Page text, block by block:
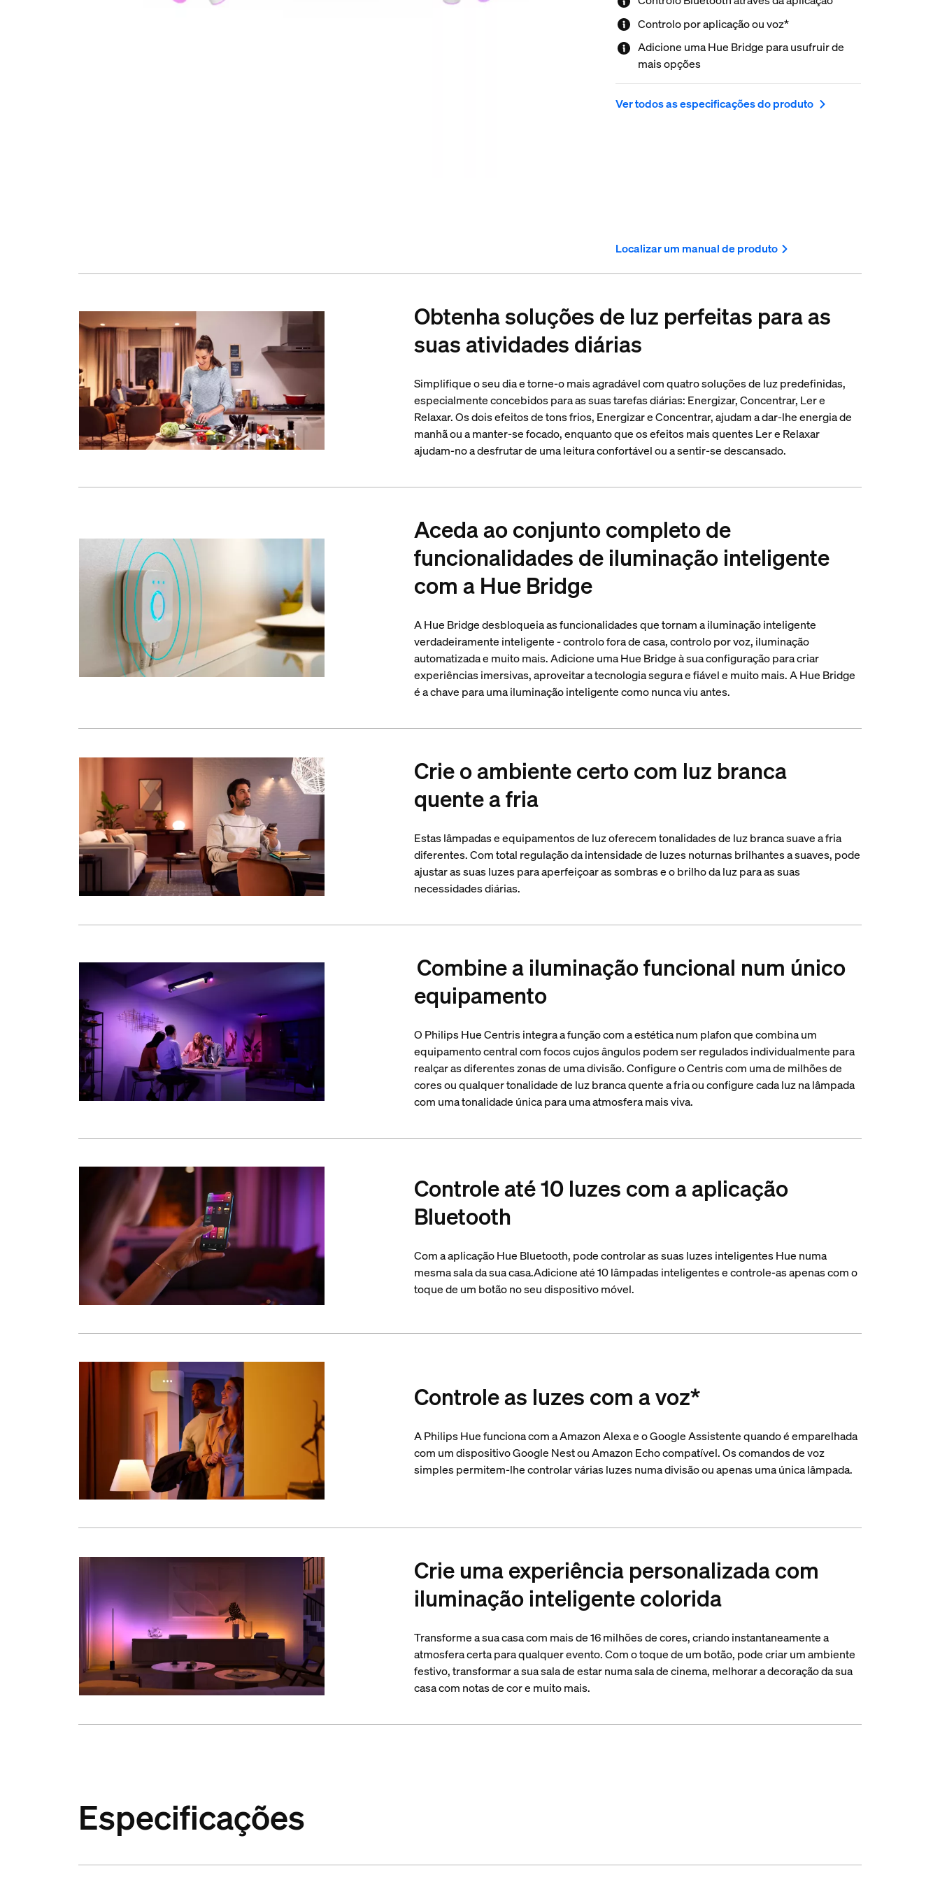
Controlo por aplicação ou voz*
Adicione uma Hue Bridge para usufruir de
mais opções
Ver todos as especificações do produto
Localizar um manual de produto
Obtenha soluções de luz perfeitas para as
suas atividades diárias
Simplifique o seu dia e torne-o mais agradável com quatro soluções de luz predefinidas,
especialmente concebidos para as suas tarefas diárias: Energizar, Concentrar, Ler e
Relaxar. Os dois efeitos de tons frios, Energizar e Concentrar, ajudam a dar-lhe energia de
manhã ou a manter-se focado, enquanto que os efeitos mais quentes Ler e Relaxar
ajudam-no a desfrutar de uma leitura confortável ou a sentir-se descansado.
Aceda ao conjunto completo de
funcionalidades de iluminação inteligente
com a Hue Bridge
A Hue Bridge desbloqueia as funcionalidades que tornam a iluminação inteligente
verdadeiramente inteligente - controlo fora de casa, controlo por voz, iluminação
automatizada e muito mais. Adicione uma Hue Bridge à sua configuração para criar
experiências imersivas, aproveitar a tecnologia segura e fiável e muito mais. A Hue Bridge
é a chave para uma iluminação inteligente como nunca viu antes.
Crie o ambiente certo com luz branca
quente a fria
Estas lâmpadas e equipamentos de luz oferecem tonalidades de luz branca suave a fria
diferentes. Com total regulação da intensidade de luzes noturnas brilhantes a suaves, pode
ajustar as suas luzes para aperfeiçoar as sombras e o brilho da luz para as suas
necessidades diárias.
Combine a iluminação funcional num único
equipamento
O Philips Hue Centris integra a função com a estética num plafon que combina um
equipamento central com focos cujos ângulos podem ser regulados individualmente para
realçar as diferentes zonas de uma divisão. Configure o Centris com uma de milhões de
cores ou qualquer tonalidade de luz branca quente a fria ou configure cada luz na lâmpada
com uma tonalidade única para uma atmosfera mais viva.
Controle até 10 luzes com a aplicação
Bluetooth
Com a aplicação Hue Bluetooth, pode controlar as suas luzes inteligentes Hue numa
mesma sala da sua casa.Adicione até 10 lâmpadas inteligentes e controle-as apenas com o
toque de um botão no seu dispositivo móvel.
Controle as luzes com a voz*
A Philips Hue funciona com a Amazon Alexa e o Google Assistente quando é emparelhada
com um dispositivo Google Nest ou Amazon Echo compatível. Os comandos de voz
simples permitem-lhe controlar várias luzes numa divisão ou apenas uma única lâmpada.
Crie uma experiência personalizada com
iluminação inteligente colorida
Transforme a sua casa com mais de 16 milhões de cores, criando instantaneamente a
atmosfera certa para qualquer evento. Com o toque de um botão, pode criar um ambiente
festivo, transformar a sua sala de estar numa sala de cinema, melhorar a decoração da sua
casa com notas de cor e muito mais.
Especificações